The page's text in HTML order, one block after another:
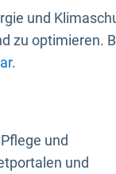
und
zu optimieren.
.
und
und